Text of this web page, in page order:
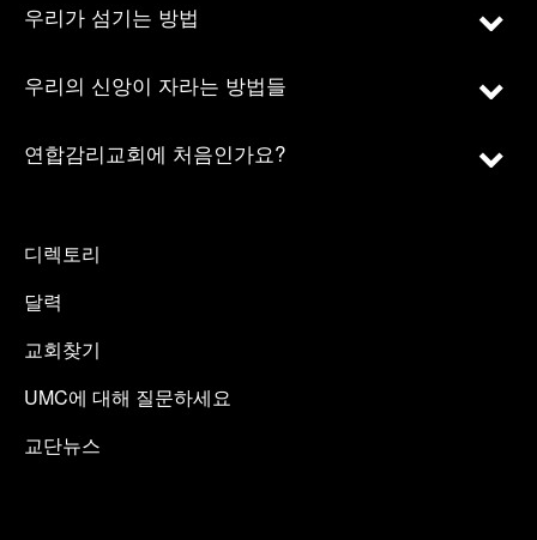
우리가 섬기는 방법
우리의 신앙이 자라는 방법들
연합감리교회에 처음인가요?
디렉토리
달력
교회찾기
UMC에 대해 질문하세요
교단뉴스